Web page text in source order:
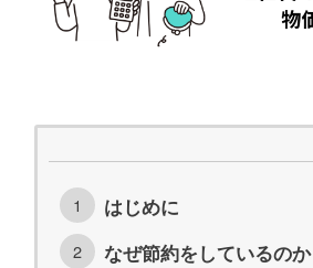
はじめに
なぜ節約をしているのか